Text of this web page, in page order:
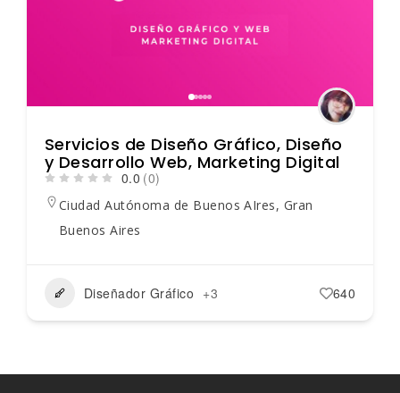
Servicios de Diseño Gráfico, Diseño
y Desarrollo Web, Marketing Digital
0.0 (0)
Ciudad Autónoma de Buenos AIres, Gran
Buenos Aires
Diseñador Gráfico +3 640